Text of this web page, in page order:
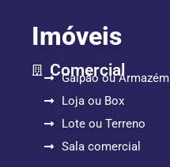
Imóveis
Comercial
Galpão ou Armazém
Loja ou Box
Lote ou Terreno
Sala comercial